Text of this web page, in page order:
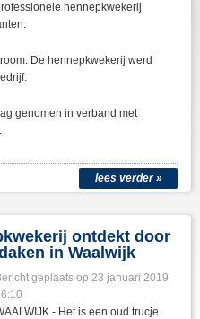
hennepkwekerij
De hennepkwekerij werd
genomen in verband met
lees verder »
ontdekt door
in Waalwijk
geplaats op 23 januari 2019
- Het is een oud trucje